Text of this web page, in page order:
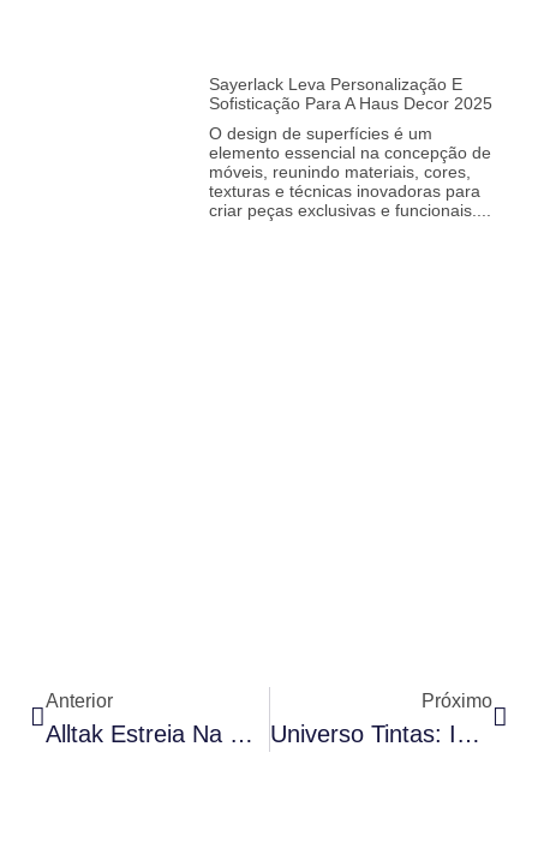
Sayerlack Leva Personalização E
Sofisticação Para A Haus Decor 2025
O design de superfícies é um
elemento essencial na concepção de
móveis, reunindo materiais, cores,
texturas e técnicas inovadoras para
criar peças exclusivas e funcionais.
Anterior
Alltak Estreia Na Haus Decor Show 2025
Próximo
Universo Tintas: Inovação E Sustentabilidade Aliados A Personalização Dos Ambientes